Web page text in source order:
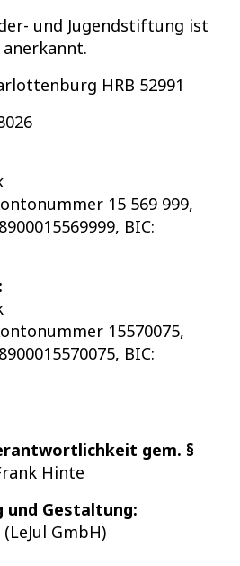
und Jugendstiftung ist
HRB 52991
15 569 999,
BIC:
15570075,
BIC:
gem. §
Hinte
und Gestaltung:
(LeJul GmbH)